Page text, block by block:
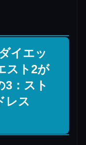
イエッ
スト2が
3：スト
レス